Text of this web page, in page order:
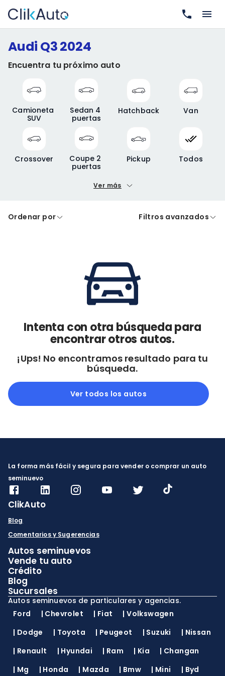
Audi Q3 2024
Encuentra tu próximo auto
Camioneta
SUV
Sedan 4
puertas
Hatchback Van
Crossover
Coupe 2
puertas
Pickup Todos
Precio máximo
A crédito De contado
Negociar precio
Ver más
Ordenar por Filtros avanzados
Intenta con otra búsqueda para
encontrar otros autos.
¡Ups! No encontramos resultado para tu
búsqueda.
Ver todos los autos
La forma más fácil y segura para vender o comprar un auto
seminuevo
ClikAuto
Blog
Comentarios y Sugerencias
Autos seminuevos
Vende tu auto
Crédito
Blog
Sucursales
Autos seminuevos de particulares y agencias.
Ford
| Chevrolet | Fiat |Volkswagen
| Dodge | Toyota | Peugeot | Suzuki | Nissan
| Renault | Hyundai | Ram | Kia | Changan
| Mg | Honda | Mazda | Bmw | Mini | Byd